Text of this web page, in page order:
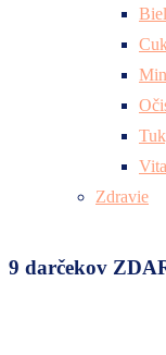
Zdravie
9 darčekov